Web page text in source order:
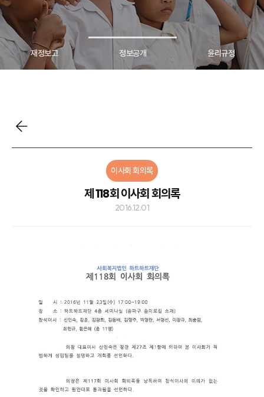
투명경영 재정보고 정보공개 윤리규정
이사회 회의록
제 118회 이사회 회의록
2016.12.01